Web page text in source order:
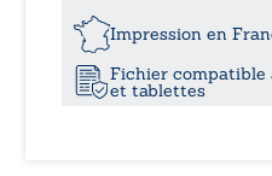
Impression en
Fichier compatible
et tablettes